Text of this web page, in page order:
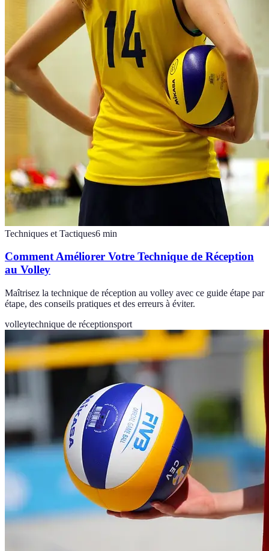
Techniques et Tactiques6 min
Comment Améliorer Votre Technique de Réception
au Volley
Maîtrisez la technique de réception au volley avec ce guide étape par
étape, des conseils pratiques et des erreurs à éviter.
volleytechnique de réceptionsport